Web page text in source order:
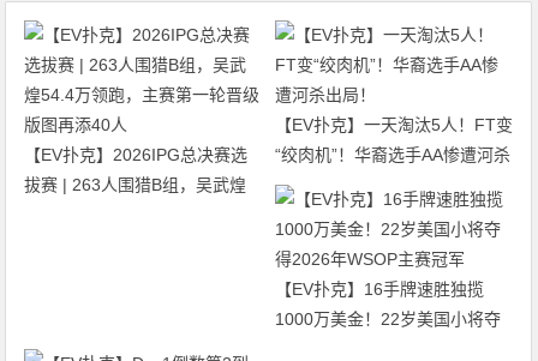
【EV扑克】2026IPG总决赛选
拔赛 | 263人围猎B组，吴武煌
【EV扑克】一天淘汰5人！FT变
“绞肉机”！华裔选手AA惨遭河杀
出局！
【EV扑克】16手牌速胜独揽
1000万美金！22岁美国小将夺